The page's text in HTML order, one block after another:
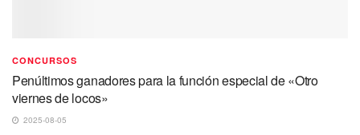
CONCURSOS
Penúltimos ganadores para la función especial de «Otro
viernes de locos»
2025-08-05